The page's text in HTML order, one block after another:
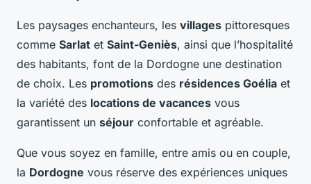
Les paysages enchanteurs, les villages pittoresques
comme Sarlat et Saint-Geniès, ainsi que l’hospitalité
des habitants, font de la Dordogne une destination
de choix. Les promotions des résidences Goélia et
la variété des locations de vacances vous
garantissent un séjour confortable et agréable.
Que vous soyez en famille, entre amis ou en couple,
la Dordogne vous réserve des expériences uniques